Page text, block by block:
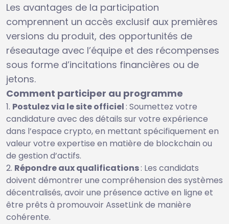
Les avantages de la participation
comprennent un accès exclusif aux premières
versions du produit, des opportunités de
réseautage avec l’équipe et des récompenses
sous forme d’incitations financières ou de
jetons.
Comment participer au programme
Postulez via le site officiel: Soumettez votre
candidature avec des détails sur votre expérience
dans l’espace crypto, en mettant spécifiquement en
valeur votre expertise en matière de blockchain ou
de gestion d’actifs.
Répondre aux qualifications: Les candidats
doivent démontrer une compréhension des systèmes
décentralisés, avoir une présence active en ligne et
être prêts à promouvoir AssetLink de manière
cohérente.